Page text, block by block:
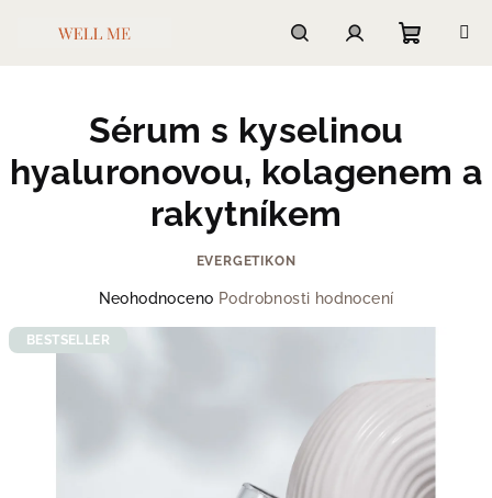
Sérum s kyselinou
hyaluronovou, kolagenem a
rakytníkem
EVERGETIKON
produktu
Neohodnoceno Podrobnosti hodnocení
BESTSELLER